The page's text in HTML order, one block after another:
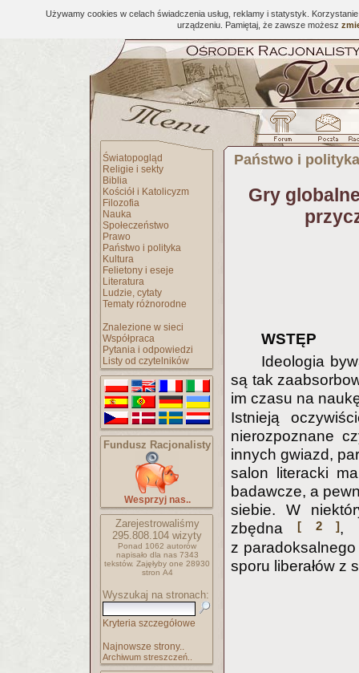
Używamy cookies w celach świadczenia usług, reklamy i statystyk.
urządzeniu. Pamiętaj, że zawsze możesz
Światopogląd
Religie i sekty
Biblia
Kościół i Katolicyzm
Filozofia
Nauka
Społeczeństwo
Prawo
Państwo i polityka
Kultura
Felietony i eseje
Literatura
Ludzie, cytaty
Tematy różnorodne
Znalezione w sieci
Współpraca
Pytania i odpowiedzi
Listy od czytelników
Fundusz Racjonalisty
Wesprzyj nas..
Zarejestrowaliśmy
295.808.104 wizyty
Ponad 1062 autorów
napisało dla nas 7343
tekstów. Zajęłyby one 28930
stron A4
Wyszukaj na stronach:
Kryteria szczegółowe
Najnowsze strony..
Archiwum streszczeń..
Państwo i polityka
Gry
WSTĘP
Ideologia
są tak
im czasu na
Istnieją
nierozpoznane
innych gwiazd,
salon literacki
badawcze, a
siebie. W
zbędna
[ 2 ],
z
sporu liberałów z